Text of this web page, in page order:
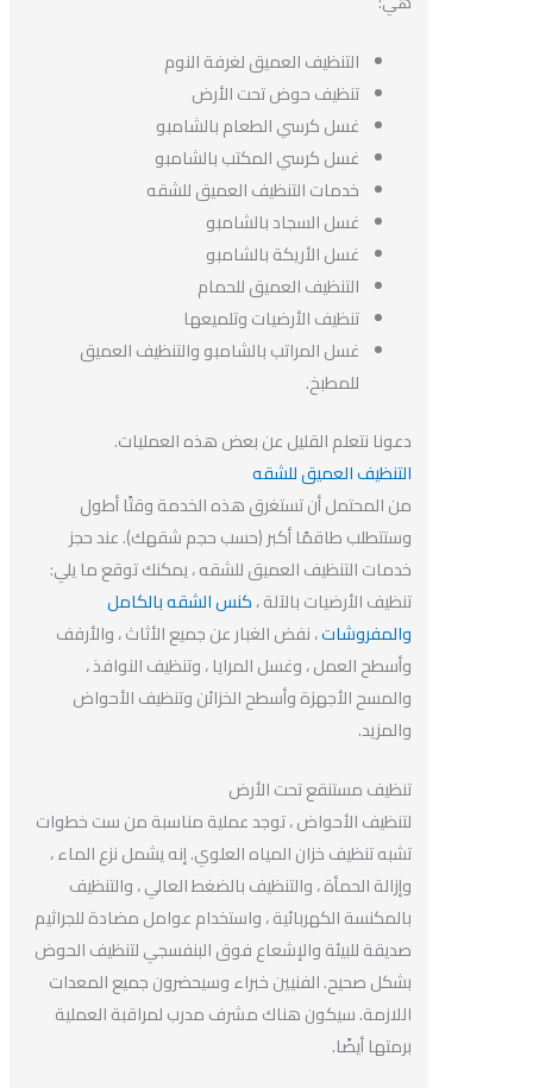
التنظيف العميق لغرفة النوم
تنظيف حوض تحت الأرض
غسل كرسي الطعام بالشامبو
غسل كرسي المكتب بالشامبو
خدمات التنظيف العميق للشقه
غسل السجاد بالشامبو
غسل الأريكة بالشامبو
التنظيف العميق للحمام
تنظيف الأرضيات وتلميعها
غسل المراتب بالشامبو والتنظيف العميق
للمطبخ.
دعونا نتعلم القليل عن بعض هذه العمليات.
التنظيف العميق للشقه
من المحتمل أن تستغرق هذه الخدمة وقتًا أطول
وستتطلب طاقمًا أكبر (حسب حجم شقهك). عند حجز
خدمات التنظيف العميق للشقه ، يمكنك توقع ما يلي:
تنظيف الأرضيات بالآلة ،كنس الشقه بالكامل
والمفروشات، نفض الغبار عن جميع الأثاث ، والأرفف
وأسطح العمل ، وغسل المرايا ، وتنظيف النوافذ ،
والمسح الأجهزة وأسطح الخزائن وتنظيف الأحواض
والمزيد.
تنظيف مستنقع تحت الأرض
لتنظيف الأحواض ، توجد عملية مناسبة من ست خطوات
تشبه تنظيف خزان المياه العلوي. إنه يشمل نزع الماء ،
وإزالة الحمأة ، والتنظيف بالضغط العالي ، والتنظيف
بالمكنسة الكهربائية ، واستخدام عوامل مضادة للجراثيم
صديقة للبيئة والإشعاع فوق البنفسجي لتنظيف الحوض
بشكل صحيح. الفنيين خبراء وسيحضرون جميع المعدات
اللازمة. سيكون هناك مشرف مدرب لمراقبة العملية
برمتها أيضًا.